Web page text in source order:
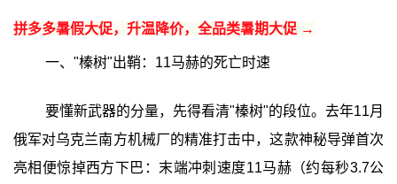
拼多多暑假大促，升温降价，全品类暑期大促 →
一、"榛树"出鞘：11马赫的死亡时速
要懂新武器的分量，先得看清"榛树"的段位。去年11月
俄军对乌克兰南方机械厂的精准打击中，这款神秘导弹首次
亮相便惊掉西方下巴：末端冲刺速度11马赫（约每秒3.7公